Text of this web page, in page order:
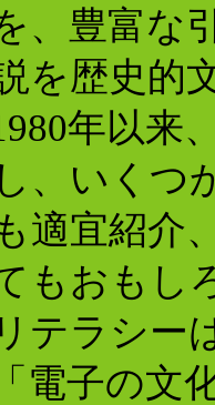
、豊富な
を歴史的
年以来
、いくつ
適宜紹介
もおもし
テラシー
電子の文